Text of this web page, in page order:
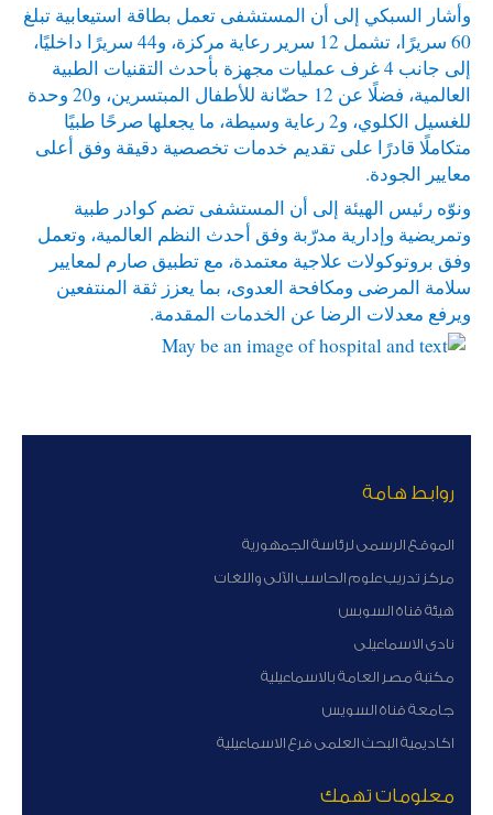
وأشار السبكي إلى أن المستشفى تعمل بطاقة استيعابية تبلغ
60 سريرًا، تشمل 12 سرير رعاية مركزة، و44 سريرًا داخليًا،
إلى جانب 4 غرف عمليات مجهزة بأحدث التقنيات الطبية
العالمية، فضلًا عن 12 حضّانة للأطفال المبتسرين، و20 وحدة
للغسيل الكلوي، و2 رعاية وسيطة، ما يجعلها صرحًا طبيًا
متكاملًا قادرًا على تقديم خدمات تخصصية دقيقة وفق أعلى
معايير الجودة.
ونوّه رئيس الهيئة إلى أن المستشفى تضم كوادر طبية
وتمريضية وإدارية مدرّبة وفق أحدث النظم العالمية، وتعمل
وفق بروتوكولات علاجية معتمدة، مع تطبيق صارم لمعايير
سلامة المرضى ومكافحة العدوى، بما يعزز ثقة المنتفعين
ويرفع معدلات الرضا عن الخدمات المقدمة.
روابط هامة
الموقع الرسمى لرئاسة الجمهورية
مركز تدريب علوم الحاسب الآلى واللغات
هيئة قناة السوبس
نادى الاسماعيلى
مكتبة مصر العامة بالاسماعيلية
جامعة قناة السويس
اكاديمية البحث العلمى فرع الاسماعيلية
معلومات تهمك